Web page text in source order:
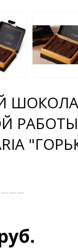
РАБОТЫ